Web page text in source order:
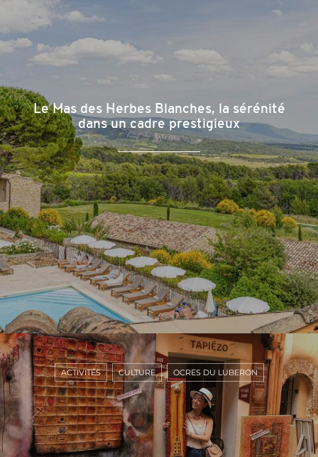
Le Mas des Herbes Blanches, la sérénité
dans un cadre prestigieux
ACTIVITÉS CULTURE OCRES DU LUBERON